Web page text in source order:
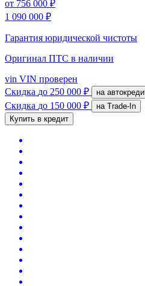
от 756 000 ₽
1 090 000 ₽
Гарантия юридической чистоты
Оригинал ПТС в наличии
vin VIN проверен
Скидка до 250 000 ₽ на
Скидка до 150 000 ₽
на Trade-In
Купить в кредит